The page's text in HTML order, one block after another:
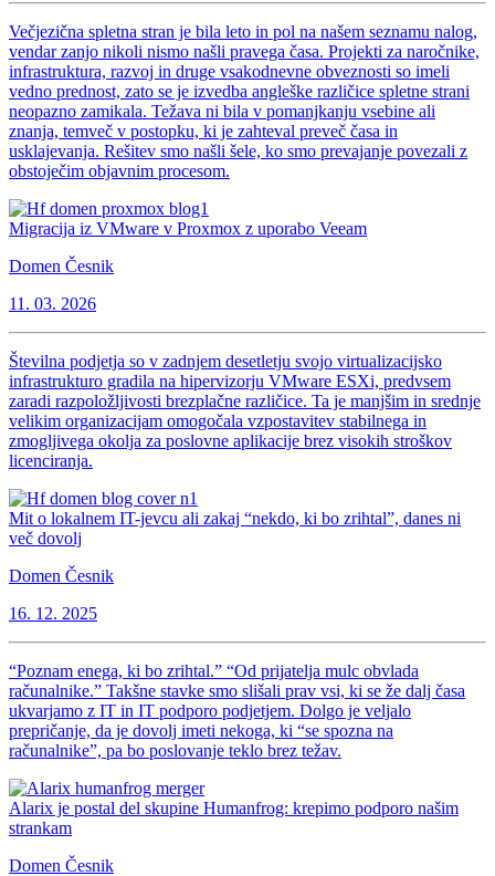
Večjezična spletna stran je bila leto in pol na našem seznamu nalog,
vendar zanjo nikoli nismo našli pravega časa. Projekti za naročnike,
infrastruktura, razvoj in druge vsakodnevne obveznosti so imeli
vedno prednost, zato se je izvedba angleške različice spletne strani
neopazno zamikala. Težava ni bila v pomanjkanju vsebine ali
znanja, temveč v postopku, ki je zahteval preveč časa in
usklajevanja. Rešitev smo našli šele, ko smo prevajanje povezali z
obstoječim objavnim procesom.
Migracija iz VMware v Proxmox z uporabo Veeam
Domen Česnik
11. 03. 2026
Številna podjetja so v zadnjem desetletju svojo virtualizacijsko
infrastrukturo gradila na hipervizorju VMware ESXi, predvsem
zaradi razpoložljivosti brezplačne različice. Ta je manjšim in srednje
velikim organizacijam omogočala vzpostavitev stabilnega in
zmogljivega okolja za poslovne aplikacije brez visokih stroškov
licenciranja.
Mit o lokalnem IT-jevcu ali zakaj “nekdo, ki bo zrihtal”, danes ni
več dovolj
Domen Česnik
16. 12. 2025
“Poznam enega, ki bo zrihtal.” “Od prijatelja mulc obvlada
računalnike.” Takšne stavke smo slišali prav vsi, ki se že dalj časa
ukvarjamo z IT in IT podporo podjetjem. Dolgo je veljalo
prepričanje, da je dovolj imeti nekoga, ki “se spozna na
računalnike”, pa bo poslovanje teklo brez težav.
Alarix je postal del skupine Humanfrog: krepimo podporo našim
strankam
Domen Česnik